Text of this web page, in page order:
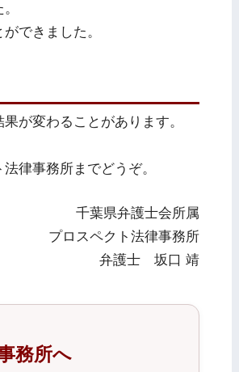
できました。
が変わることがあります。
律事務所までどうぞ。
千葉県弁護士会所属
プロスペクト法律事務所
弁護士 坂口 靖
務所へ